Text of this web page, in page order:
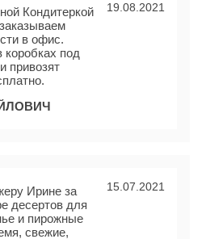
Кондитеркой
в офис.
коробках под
привозят
19.08.2021
Ирине за
десертов для
и пирожные
свежие,
15.07.2021